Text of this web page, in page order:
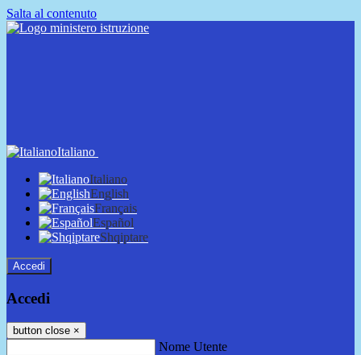
Salta al contenuto
Italiano
Italiano
English
Français
Español
Shqiptare
Accedi
Accedi
button close ×
Nome Utente